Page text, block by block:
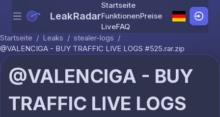
Skip to content
Menu LeakRadar
Startseite
FunktionenPreise
LiveFAQ
Startseite / Leaks / stealer-logs /
@VALENCIGA - BUY TRAFFIC LIVE LOGS #525.rar.zip
@VALENCIGA - BUY
TRAFFIC LIVE LOGS